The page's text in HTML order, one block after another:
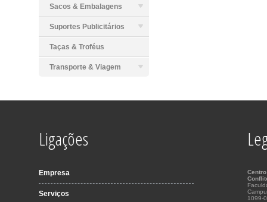
Sacos & Embalagens
Suportes Publicitários
Taças & Troféus
Transporte & Viagem
Ligações
Empresa
Serviços
1099-